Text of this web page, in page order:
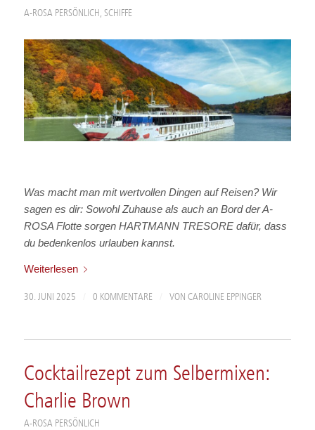
A-ROSA PERSÖNLICH , SCHIFFE
Was macht man mit wertvollen Dingen auf Reisen? Wir
sagen es dir: Sowohl Zuhause als auch an Bord der A-
ROSA Flotte sorgen HARTMANN TRESORE dafür, dass
du bedenkenlos urlauben kannst.
Weiterlesen
30. JUNI 2025 0 KOMMENTARE VON CAROLINE EPPINGER
Cocktailrezept zum Selbermixen:
Charlie Brown
A-ROSA PERSÖNLICH